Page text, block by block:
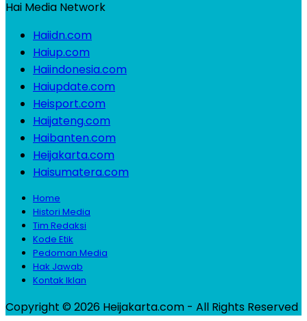
Hai Media Network
Haiidn.com
Haiup.com
Haiindonesia.com
Haiupdate.com
Heisport.com
Haijateng.com
Haibanten.com
Heijakarta.com
Haisumatera.com
Home
Histori Media
Tim Redaksi
Kode Etik
Pedoman Media
Hak Jawab
Kontak Iklan
Copyright © 2026 Heijakarta.com - All Rights Reserved